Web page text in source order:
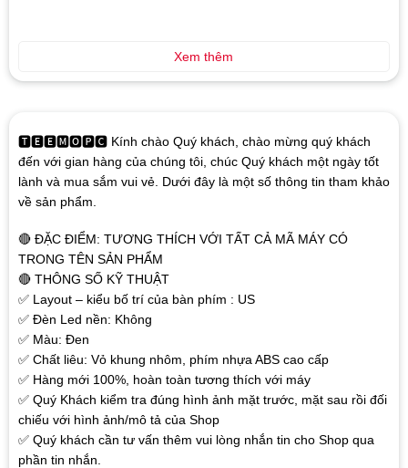
🆃🅴🅴🅼🅾🅿🅲 Kính chào Quý khách, chào mừng quý khách
đến với gian hàng của chúng tôi, chúc Quý khách một ngày tốt
lành và mua sắm vui vẻ. Dưới đây là một số thông tin tham khảo
về sản phẩm.
🔴 ĐẶC ĐIỂM: TƯƠNG THÍCH VỚI TẤT CẢ MÃ MÁY CÓ
TRONG TÊN SẢN PHẨM
🔴 THÔNG SỐ KỸ THUẬT
✅ Layout – kiểu bố trí của bàn phím : US
✅ Đèn Led nền: Không
✅ Màu: Đen
✅ Chất liêu: Vỏ khung nhôm, phím nhựa ABS cao cấp
✅ Hàng mới 100%, hoàn toàn tương thích với máy
✅ Quý Khách kiểm tra đúng hình ảnh mặt trước, mặt sau rồi đối
chiếu với hình ảnh/mô tả của Shop
✅ Quý khách cần tư vấn thêm vui lòng nhắn tin cho Shop qua
phần tin nhắn.
Xem thêm